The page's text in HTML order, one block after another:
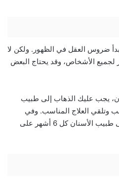
طفلك 18 عامًا، تبدأ ضروس العقل في الظهور. ولكن لا
الأشخاص، وقد يحتاج البعض
يجب عليك الذهاب إلى طبيب
وتلقي العلاج المناسب. وفي
النهاية ننصح بضرورة الذهاب إلى طبيب الأسنان كل 6 أشهر على